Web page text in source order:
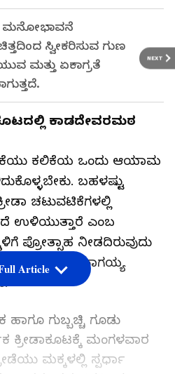
NEXT
ಮನೋಭಾವನೆ
ಸ್ವೀಕರಿಸುವ ಗುಣ
ಮತ್ತು ಏಕಾಗ್ರತೆ
ಕಾಡದೇವರಮಠ
ಕಲಿಕೆಯ ಒಂದು ಆಯಾಮ
ಬಹಳಷ್ಟು
ಚಟುವಟಿಕೆಗಳಲ್ಲಿ
ಉಳಿಯುತ್ತಾರೆ ಎಂಬ
ಪ್ರೋತ್ಸಾಹ ನೀಡದಿರುವುದು
ಇನಸ್ಪೆಕ್ಟರ್ ನಾಗಯ್ಯ
ಗುಬ್ಬಚ್ಚಿ ಗೂಡು
ಕ್ರೀಡಾಕೂಟಕ್ಕೆ ಮಂಗಳವಾರ
ಮಕ್ಕಳಲ್ಲಿ ಸ್ಪರ್ಧಾ
Article